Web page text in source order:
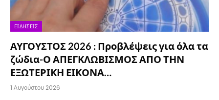
ΕΙΔΉΣΕΙΣ
ΑΥΓΟΥΣΤΟΣ 2026 : Προβλέψεις για όλα τα
ζώδια-Ο ΑΠΕΓΚΛΩΒΙΣΜΟΣ ΑΠΟ ΤΗΝ
ΕΞΩΤΕΡΙΚΗ ΕΙΚΟΝΑ…
1 Αυγούστου 2026